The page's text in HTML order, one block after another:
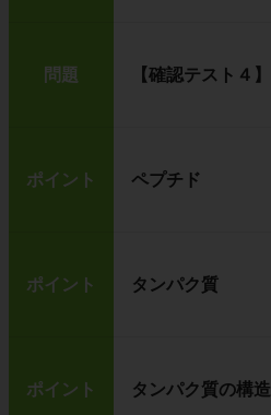
問題 【確認テスト４】
ポイント ペプチド
ポイント タンパク質
ポイント タンパク質の構造